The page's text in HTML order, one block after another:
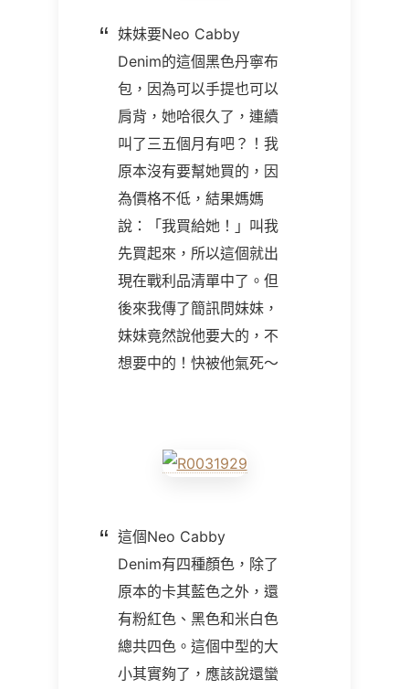
妹妹要Neo Cabby
Denim的這個黑色丹寧布
包，因為可以手提也可以
肩背，她哈很久了，連續
叫了三五個月有吧？！我
原本沒有要幫她買的，因
為價格不低，結果媽媽
說：「我買給她！」叫我
先買起來，所以這個就出
現在戰利品清單中了。但
後來我傳了簡訊問妹妹，
妹妹竟然說他要大的，不
想要中的！快被他氣死～
這個Neo Cabby
Denim有四種顏色，除了
原本的卡其藍色之外，還
有粉紅色、黑色和米白色
總共四色。這個中型的大
小其實夠了，應該說還蠻